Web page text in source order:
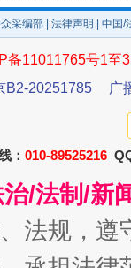
一
采编部 法律声明 | 中国
备11011765号1至
B2-20251785
广
： 010-89525216
/法制/新
法规，